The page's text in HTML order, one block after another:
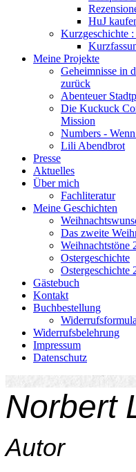
HuJ
Kurzgeschichte
Meine Projekte
Geheimnisse in
zurück
Abenteuer
Die Kuckuck
Mission
Numbers -
Lili Abendbrot
Presse
Aktuelles
Über mich
Fachliteratur
Meine Geschichten
Das zweite
Weihnachtstöne
Ostergeschichte
Ostergeschichte
Gästebuch
Kontakt
Buchbestellung
Widerrufsbelehrung
Impressum
Datenschutz
Norbert
Autor